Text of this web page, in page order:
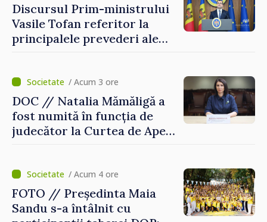
Discursul Prim-ministrului
Vasile Tofan referitor la
principalele prevederi ale
/ Acum 3 ore
DOC // Natalia Mămăligă a
fost numită în funcția de
judecător la Curtea de Apel
/ Acum 4 ore
FOTO // Președinta Maia
Sandu s-a întâlnit cu